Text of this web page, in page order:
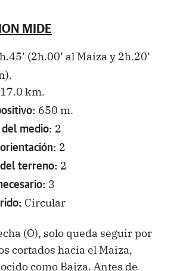
MIDE
(2h.00’ al Maiza y 2h.20’
17.0 km.
650 m.
medio: 2
2
terreno: 2
3
Circular
(O), solo queda seguir por
cortados hacia el Maiza,
como Baiza. Antes de